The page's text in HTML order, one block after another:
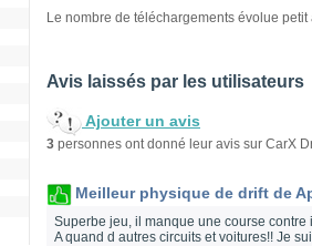
Le nombre de téléchargements évolue
Avis laissés par les utilisateurs
Ajouter un avis
3 personnes ont donné leur avis sur CarX
Meilleur physique de drift de
Superbe jeu, il manque une course contre
A quand d autres circuits et voitures!! Je